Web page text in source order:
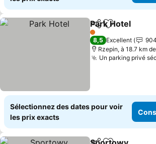
PartagerAjouter à
Park Hotel
1 Étoiles
8,5 Excellent
Rzepin, à 18.7 km
Un parking privé
Sélectionnez des dates pour voir
les prix exacts